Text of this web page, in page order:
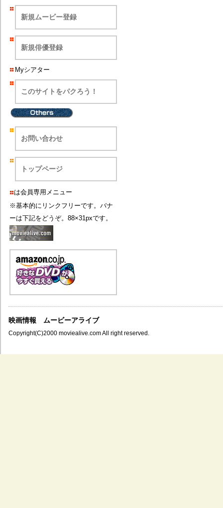
新規ムービー登録
新規俳優登録
Myシアター
このサイトをパクろう！
お問い合わせ
トップページ
は会員専用メニュー
※基本的にリンクフリーです。バナ
ーは下記をどうぞ。88×31pxです。
映画情報 ムービーアライブ
Copyright(C)2000 moviealive.com All right reserved.